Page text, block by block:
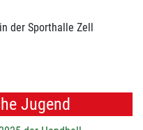
der Sporthalle Zell
Jugend